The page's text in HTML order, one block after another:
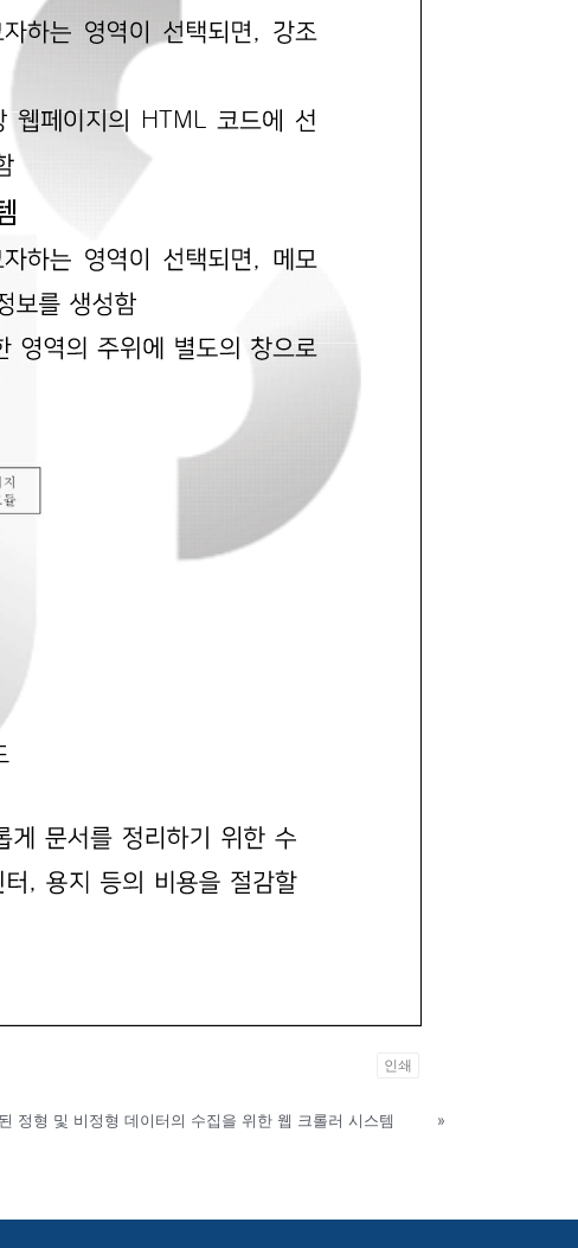
인쇄
정형 및 비정형 데이터의 수집을 위한 웹 크롤러 시스템 »